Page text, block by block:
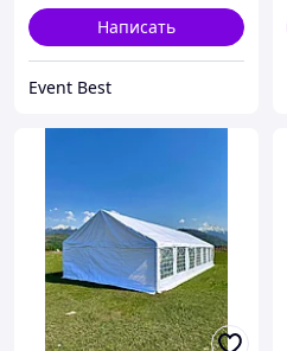
Написать
Event Best